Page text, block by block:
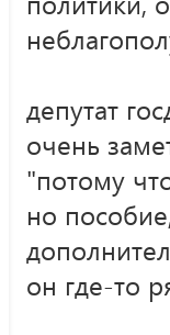
депутат
очень
"потому
но
он где-то